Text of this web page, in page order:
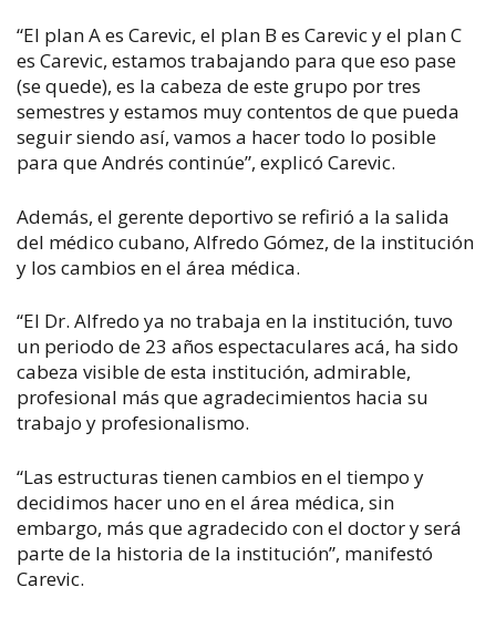
“El plan A es Carevic, el plan B es Carevic y el plan C
es Carevic, estamos trabajando para que eso pase
(se quede), es la cabeza de este grupo por tres
semestres y estamos muy contentos de que pueda
seguir siendo así, vamos a hacer todo lo posible
para que Andrés continúe”, explicó Carevic.
Además, el gerente deportivo se refirió a la salida
del médico cubano, Alfredo Gómez, de la institución
y los cambios en el área médica.
“El Dr. Alfredo ya no trabaja en la institución, tuvo
un periodo de 23 años espectaculares acá, ha sido
cabeza visible de esta institución, admirable,
profesional más que agradecimientos hacia su
trabajo y profesionalismo.
“Las estructuras tienen cambios en el tiempo y
decidimos hacer uno en el área médica, sin
embargo, más que agradecido con el doctor y será
parte de la historia de la institución”, manifestó
Carevic.